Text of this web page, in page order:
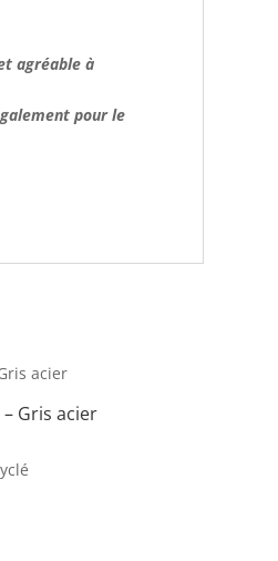
agréable à
pour le
Gris acier